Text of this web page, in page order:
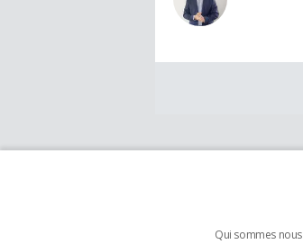
Qui sommes nous